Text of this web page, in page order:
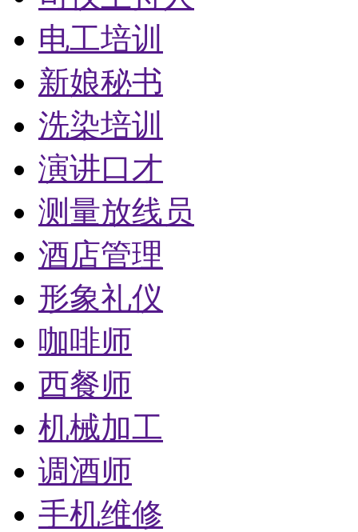
电工培训
新娘秘书
洗染培训
演讲口才
测量放线员
酒店管理
形象礼仪
咖啡师
西餐师
机械加工
调酒师
手机维修